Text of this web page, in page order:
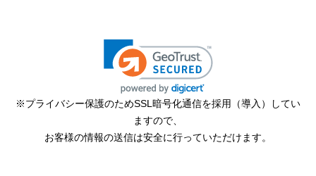
※プライバシー保護のためSSL暗号化通信を採用（導入）してい
ますので、
お客様の情報の送信は安全に行っていただけます。